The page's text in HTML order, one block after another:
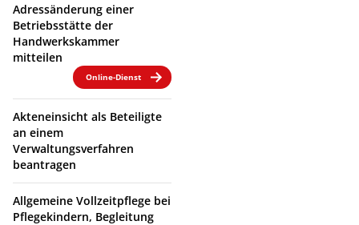
Adressänderung einer
Betriebsstätte der
Handwerkskammer
mitteilen
Online-Dienst
Akteneinsicht als Beteiligte
an einem
Verwaltungsverfahren
beantragen
Allgemeine Vollzeitpflege bei
Pflegekindern, Begleitung